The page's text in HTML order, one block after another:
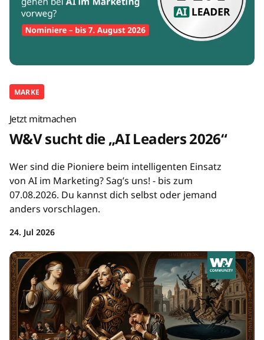
MARKE
Jetzt mitmachen
W&V sucht die „AI Leaders 2026“
Wer sind die Pioniere beim intelligenten Einsatz
von AI im Marketing? Sag’s uns! - bis zum
07.08.2026. Du kannst dich selbst oder jemand
anders vorschlagen.
24. Jul 2026